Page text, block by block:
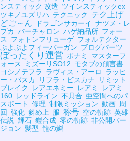
ンスティック 改造 ツインスティックex
ツキノユズリハ テクニック
テク上げ
どご～ん
ドラゴンサカーイ ナツメ・レ
プカ バーチャロン ハゲ納品所 フォー
ス
フォトンフリューゲ フォルテクター
ぷよぷよフィーバーガン ブログパーツ
ぼったくり運営 ボナミ
マスターフ
ォース
ミズーリSO12 モタブの預言書
ヨシノテフラ
ラヴィス・アーロ
ラッピ
ー・パスカ
リフラ・ビスカナ
リミット
ブレイク
レアエネミー レアミ
レアミ
160 レッドライン 不具合 亜空間へのパ
スポート
修理 制限ミッション 動画 周
回 強化 斜め上 服 称号 空の軌跡 英雄
伝説 輝石 鎧合成 零の軌跡 非公開バー
ジョン 髪型 龍の鱗